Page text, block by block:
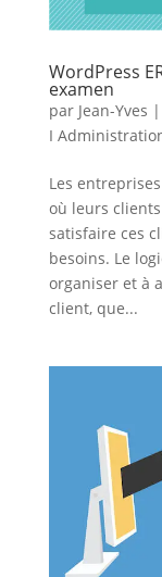
WordPress
examen
par Jean-Yves |
I
Les
où leurs
satisfaire ces
besoins. Le
organiser et à
client, que...